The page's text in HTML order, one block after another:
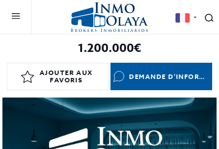
1.200.000€
AJOUTER AUX
FAVORIS
DEMANDE D'INFORMATIONS